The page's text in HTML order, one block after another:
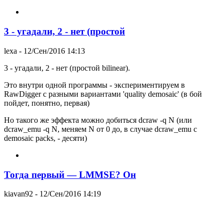
3 - угадали, 2 - нет (простой
lexa - 12/Сен/2016 14:13
3 - угадали, 2 - нет (простой bilinear).
Это внутри одной программы - экспериментируем в
RawDigger с разными вариантами 'quality demosaic' (в бой
пойдет, понятно, первая)
Но такого же эффекта можно добиться dcraw -q N (или
dcraw_emu -q N, меняем N от 0 до, в случае dcraw_emu с
demosaic packs, - десяти)
Тогда первый — LMMSE? Он
kiavan92 - 12/Сен/2016 14:19